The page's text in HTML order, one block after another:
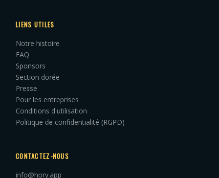
LIENS UTILES
Notre histoire
FAQ
Sponsors
Section dorée
Presse
Pour les entreprises
Conditions d'utilisation
Politique de confidentialité (RGPD)
CONTACTEZ-NOUS
info@hory.app